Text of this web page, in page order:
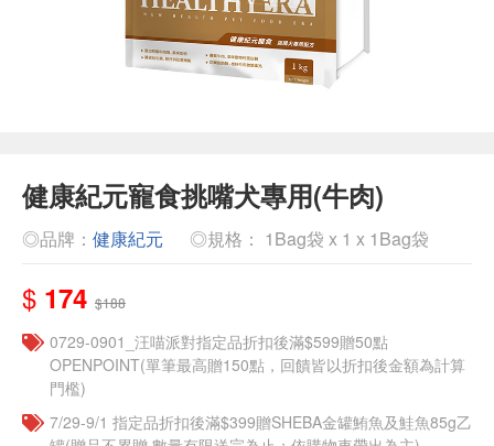
健康紀元寵食挑嘴犬專用(牛肉)
◎品牌： 健康紀元 ◎規格： 1Bag袋 x 1 x 1Bag袋
$ 174 $188
0729-0901_汪喵派對指定品折扣後滿$599贈50點
OPENPOINT(單筆最高贈150點，回饋皆以折扣後金額為計算
門檻)
7/29-9/1 指定品折扣後滿$399贈SHEBA金罐鮪魚及鮭魚85g乙